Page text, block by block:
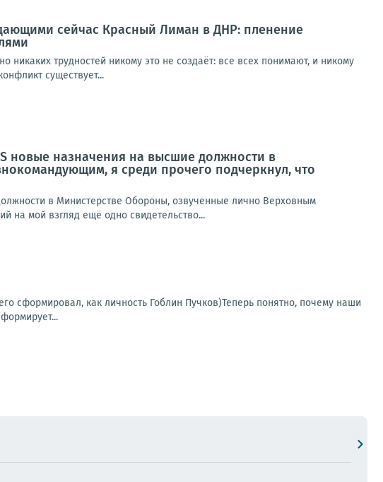
сейчас Красный Лиман в ДНР: пленение
трудностей никому это не создаёт: все всех понимают, и никому
существует...
новые назначения на высшие должности в
я среди прочего подчеркнул, что
в Министерстве Обороны, озвученные лично Верховным
на мой взгляд ещё одно свидетельство...
сформировал, как личность Гоблин Пучков)Теперь понятно, почему наши